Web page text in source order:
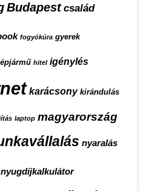
Budapest család
fogyókúra gyerek
hitel igénylés
karácsony kirándulás
laptop magyarország
nyaralás
nyugdíjkalkulátor